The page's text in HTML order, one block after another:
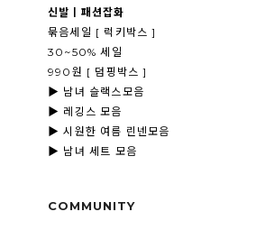
신발ㅣ패션잡화
묶음세일 [ 럭키박스 ]
30~50% 세일
990원 [ 덤핑박스 ]
▶ 남녀 슬랙스모음
▶ 레깅스 모음
▶ 시원한 여름 린넨모음
▶ 남녀 세트 모음
COMMUNITY